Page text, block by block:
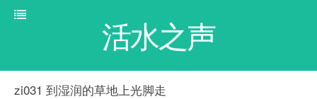
活水之声
zi031 到湿润的草地上光脚走